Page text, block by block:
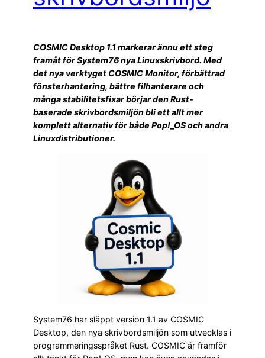
COSMIC Desktop 1.1 markerar ännu ett steg
framåt för System76 nya Linuxskrivbord. Med
det nya verktyget COSMIC Monitor, förbättrad
fönsterhantering, bättre filhanterare och
många stabilitetsfixar börjar den Rust-
baserade skrivbordsmiljön bli ett allt mer
komplett alternativ för både Pop!_OS och andra
Linuxdistributioner.
System76 har släppt version 1.1 av COSMIC
Desktop, den nya skrivbordsmiljön som utvecklas i
programmeringsspråket Rust. COSMIC är framför